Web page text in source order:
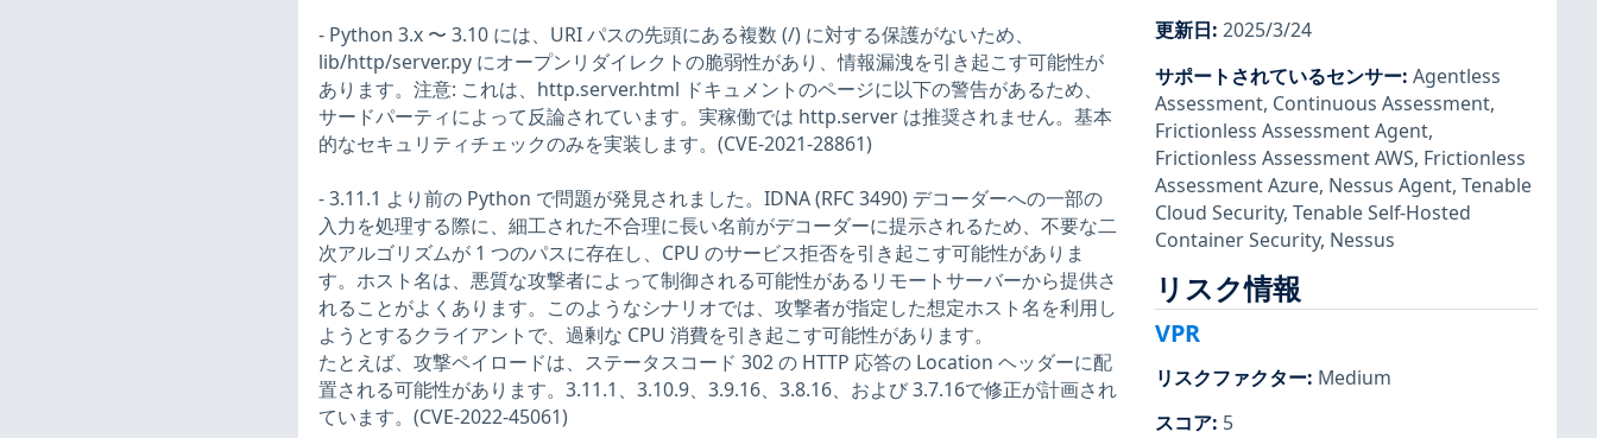
- Python 3.x 〜 3.10 には、URI パスの先頭にある複数 (/) に対する保護がないため、
lib/http/server.py にオープンリダイレクトの脆弱性があり、情報漏洩を引き起こす可能性が
あります。注意: これは、http.server.html ドキュメントのページに以下の警告があるため、
サードパーティによって反論されています。実稼働では http.server は推奨されません。基本
的なセキュリティチェックのみを実装します。(CVE-2021-28861)
- 3.11.1 より前の Python で問題が発見されました。IDNA (RFC 3490) デコーダーへの一部の
入力を処理する際に、細工された不合理に長い名前がデコーダーに提示されるため、不要な二
次アルゴリズムが 1 つのパスに存在し、CPU のサービス拒否を引き起こす可能性がありま
す。ホスト名は、悪質な攻撃者によって制御される可能性があるリモートサーバーから提供さ
れることがよくあります。このようなシナリオでは、攻撃者が指定した想定ホスト名を利用し
ようとするクライアントで、過剰な CPU 消費を引き起こす可能性があります。
たとえば、攻撃ペイロードは、ステータスコード 302 の HTTP 応答の Location ヘッダーに配
置される可能性があります。3.11.1、3.10.9、3.9.16、3.8.16、および 3.7.16で修正が計画され
ています。(CVE-2022-45061)
更新日: 2025/3/24
サポートされているセンサー: Agentless
Assessment, Continuous Assessment,
Frictionless Assessment Agent,
Frictionless Assessment AWS, Frictionless
Assessment Azure, Nessus Agent, Tenable
Cloud Security, Tenable Self-Hosted
Container Security, Nessus
リスク情報
VPR
リスクファクター: Medium
スコア: 5